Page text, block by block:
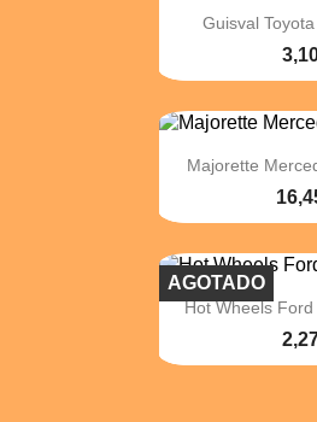

Guisval Toyota

Majorette

Hot Wheels
AGOTADO